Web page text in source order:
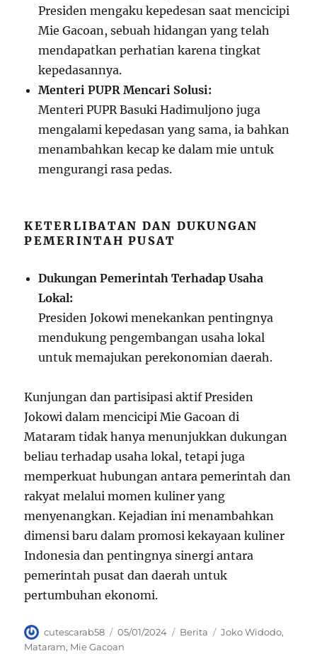
Presiden mengaku kepedesan saat mencicipi
Mie Gacoan, sebuah hidangan yang telah
mendapatkan perhatian karena tingkat
kepedasannya.
Menteri PUPR Mencari Solusi:
Menteri PUPR Basuki Hadimuljono juga
mengalami kepedasan yang sama, ia bahkan
menambahkan kecap ke dalam mie untuk
mengurangi rasa pedas.
KETERLIBATAN DAN DUKUNGAN
PEMERINTAH PUSAT
Dukungan Pemerintah Terhadap Usaha
Lokal:
Presiden Jokowi menekankan pentingnya
mendukung pengembangan usaha lokal
untuk memajukan perekonomian daerah.
Kunjungan dan partisipasi aktif Presiden
Jokowi dalam mencicipi Mie Gacoan di
Mataram tidak hanya menunjukkan dukungan
beliau terhadap usaha lokal, tetapi juga
memperkuat hubungan antara pemerintah dan
rakyat melalui momen kuliner yang
menyenangkan. Kejadian ini menambahkan
dimensi baru dalam promosi kekayaan kuliner
Indonesia dan pentingnya sinergi antara
pemerintah pusat dan daerah untuk
pertumbuhan ekonomi.
Author
cutescarab58
Posted
on
05/01/2024 Categories
Berita Tags
Joko Widodo,
Mataram, Mie Gacoan